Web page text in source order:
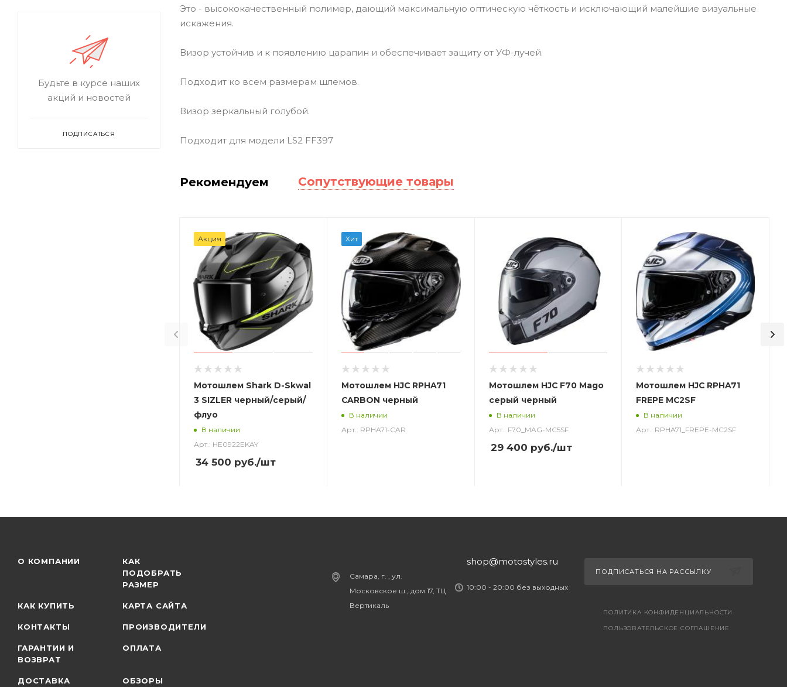
Это - высококачественный полимер, дающий максимальную оптическую чёткость и исключающий малейшие визуальные
искажения.
Визор устойчив и к появлению царапин и обеспечивает защиту от УФ-лучей.
Подходит ко всем размерам шлемов.
Визор зеркальный голубой.
Подходит для модели LS2 FF397
Рекомендуем Сопутствующие товары
Акция
Мотошлем Shark D-Skwal
3 SIZLER черный/серый/
флуо
В наличии
Арт.: HE0922EKAY
34 500 руб./шт
Хит
Мотошлем HJC RPHA71
CARBON черный
В наличии
Арт.: RPHA71-CAR
Мотошлем HJC F70 Mago
серый черный
В наличии
Арт.: F70_MAG-MC5SF
29 400 руб./шт
Мотошлем HJC RPHA71
FREPE MC2SF
В наличии
Арт.: RPHA71_FREPE-MC2SF
Будьте в курсе наших
акций и новостей
ПОДПИСАТЬСЯ
О КОМПАНИИ
КАК
ПОДОБРАТЬ
РАЗМЕР
КАК КУПИТЬ КАРТА САЙТА
КОНТАКТЫ ПРОИЗВОДИТЕЛИ
ГАРАНТИИ И
ВОЗВРАТ
ОПЛАТА
ДОСТАВКА ОБЗОРЫ
Самара, г. , ул.
Московское ш., дом 17, ТЦ
Вертикаль
shop@motostyles.ru
10:00 - 20:00 без выходных
ПОДПИСАТЬСЯ НА РАССЫЛКУ
ПОЛИТИКА КОНФИДЕНЦИАЛЬНОСТИ
ПОЛЬЗОВАТЕЛЬСКОЕ СОГЛАШЕНИЕ